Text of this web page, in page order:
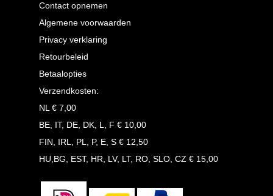
Contact opnemen
Algemene voorwaarden
Privacy verklaring
Retourbeleid
Betaalopties
Verzendkosten:
NL € 7,00
BE, IT, DE, DK, L, F € 10,00
FIN, IRL, PL, P, E, S € 12,50
HU,BG, EST, HR, LV, LT, RO, SLO, CZ € 15,00